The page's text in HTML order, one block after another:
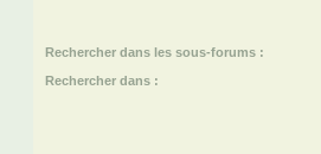
Rechercher dans les sous-forums :
Rechercher dans :